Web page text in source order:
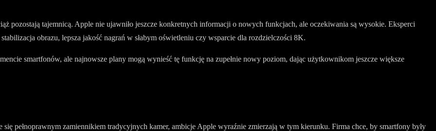
pozostają tajemnicą. Apple nie ujawniło jeszcze konkretnych informacji o nowych funkcjach, ale oczekiwania są wysokie. Eksperci
obrazu, lepsza jakość nagrań w słabym oświetleniu czy wsparcie dla rozdzielczości 8K.
smartfonów, ale najnowsze plany mogą wynieść tę funkcję na zupełnie nowy poziom, dając użytkownikom jeszcze większe
pełnoprawnym zamiennikiem tradycyjnych kamer, ambicje Apple wyraźnie zmierzają w tym kierunku. Firma chce, by smartfony były